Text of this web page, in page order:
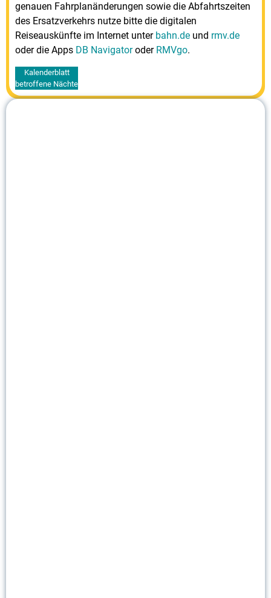
genauen Fahrplanänderungen sowie die Abfahrtszeiten
des Ersatzverkehrs nutze bitte die digitalen
Reiseauskünfte im Internet unter bahn.de und rmv.de
oder die Apps DB Navigatoroder RMVgo.
Kalenderblatt
betroffene Nächte